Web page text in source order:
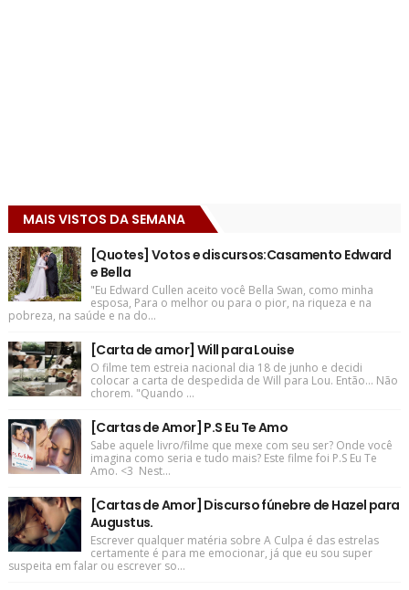
MAIS VISTOS DA SEMANA
[Quotes] Votos e discursos:Casamento Edward
e Bella
"Eu Edward Cullen aceito você Bella Swan, como minha
esposa, Para o melhor ou para o pior, na riqueza e na
pobreza, na saúde e na do...
[Carta de amor] Will para Louise
O filme tem estreia nacional dia 18 de junho e decidi
colocar a carta de despedida de Will para Lou. Então... Não
chorem. "Quando ...
[Cartas de Amor] P.S Eu Te Amo
Sabe aquele livro/filme que mexe com seu ser? Onde você
imagina como seria e tudo mais? Este filme foi P.S Eu Te
Amo. <3 Nest...
[Cartas de Amor] Discurso fúnebre de Hazel para
Augustus.
Escrever qualquer matéria sobre A Culpa é das estrelas
certamente é para me emocionar, já que eu sou super
suspeita em falar ou escrever so...